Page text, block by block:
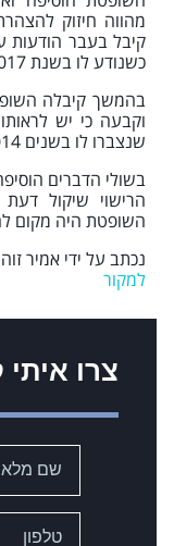
מהווה חיזוק
קיבל בעבר הודעות
כשנודע לו בשנת 2017 כי עליו לעבור קורס כזה.
בהמשך קיבלה
וקבעה כי יש
שנצברו לו בשנים 2010-2014 כמחוקות למפרע".
בשולי הדברים
הרישוי שיקול
השופטת היה מקום
נכתב על ידי אמיר זוהר ב 11/11/2018
למקור
צרו